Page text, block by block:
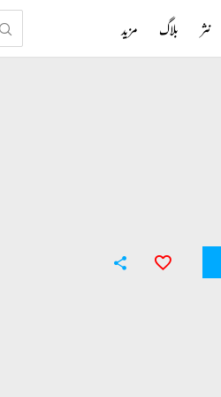
نثر بلاگ مزید